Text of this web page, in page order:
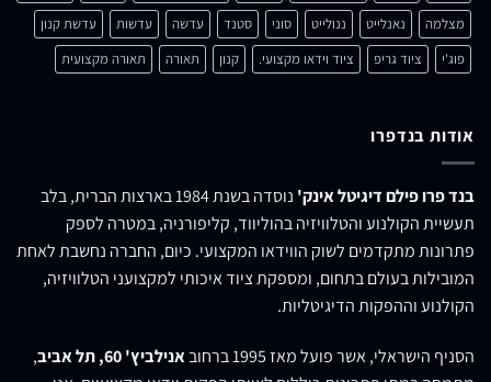
מצלמה
נאנלייט ננולייט סוני סטנד עדשה עדשות
עדשת קנון
פוג'י
ציוד גריפ ציוד וידאו מקצועי. קנון תאורה תאורה מקצועית
אודות בנדפרו
בנד פרו פילם דיגיטל אינק'
נוסדה בשנת 1984 בארצות הברית, בלב
תעשיית הקולנוע והטלוויזיה בהוליווד, קליפורניה, במטרה לספק
פתרונות מתקדמים לשוק הווידאו המקצועי. כיום, החברה נחשבת לאחת
המובילות בעולם בתחום, ומספקת ציוד איכותי למקצועני הטלוויזיה,
הקולנוע וההפקות הדיגיטליות.
הסניף הישראלי, אשר פועל מאז 1995 ברחוב אנילביץ' 60, תל אביב
,